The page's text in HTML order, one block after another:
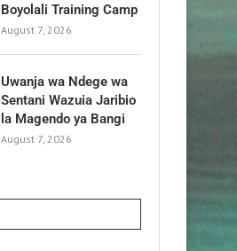
Boyolali Training Camp
August 7, 2026
Uwanja wa Ndege wa
Sentani Wazuia Jaribio
la Magendo ya Bangi
August 7, 2026